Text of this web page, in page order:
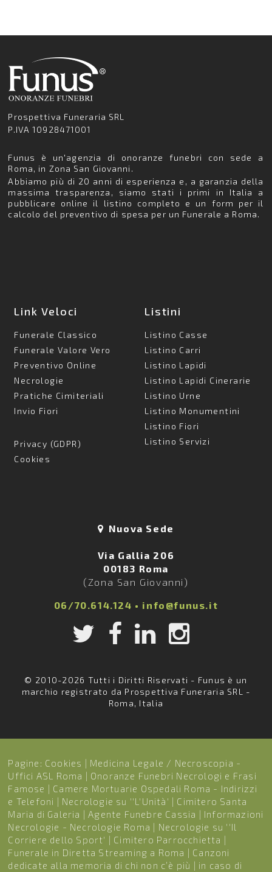
Prospettiva Funeraria SRL
P.IVA 10928471001
Funus è un'agenzia di onoranze funebri con sede a
Roma, in Zona San Giovanni.
Abbiamo più di 20 anni di esperienza e, a garanzia della
massima trasparenza, siamo stati i primi in Italia a
pubblicare online il listino completo e un form per il
calcolo del preventivo di spesa per un Funerale a Roma.
Link Veloci
Funerale Classico
Funerale Valore Vero
Preventivo Online
Necrologie
Pratiche Cimiteriali
Invio Fiori
Privacy (GDPR)
Cookies
Listini
Listino Casse
Listino Carri
Listino Lapidi
Listino Lapidi Cinerarie
Listino Urne
Listino Monumentini
Listino Fiori
Listino Servizi
Nuova Sede
Via Gallia 206
00183 Roma
(Zona San Giovanni)
06/70.614.124 • info@funus.it
© 2010-2026 Tutti i Diritti Riservati - Funus è un
marchio registrato da Prospettiva Funeraria SRL -
Roma, Italia
Pagine: Cookies | Medicina Legale / Necroscopia -
Uffici ASL Roma | Onoranze Funebri Necrologi e Frasi
Famose | Camere Mortuarie Ospedali Roma - Indirizzi
e Telefoni | Necrologie su ''L'Unità' | Cimitero Santa
Maria di Galeria |Agente Funebre Cassia | Informazioni
Necrologie - Necrologie Roma | Necrologie su ''Il
Corriere dello Sport' | Cimitero Parrocchietta |
Funerale in Diretta Streaming a Roma | Canzoni
dedicate alla memoria di chi non c’è più | in caso di